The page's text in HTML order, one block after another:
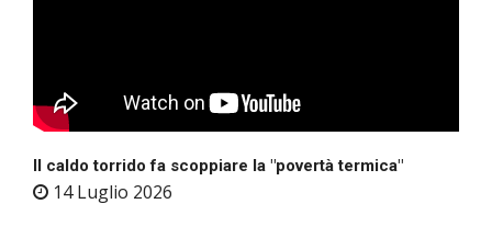
Il caldo torrido fa scoppiare la "povertà termica"
14 Luglio 2026